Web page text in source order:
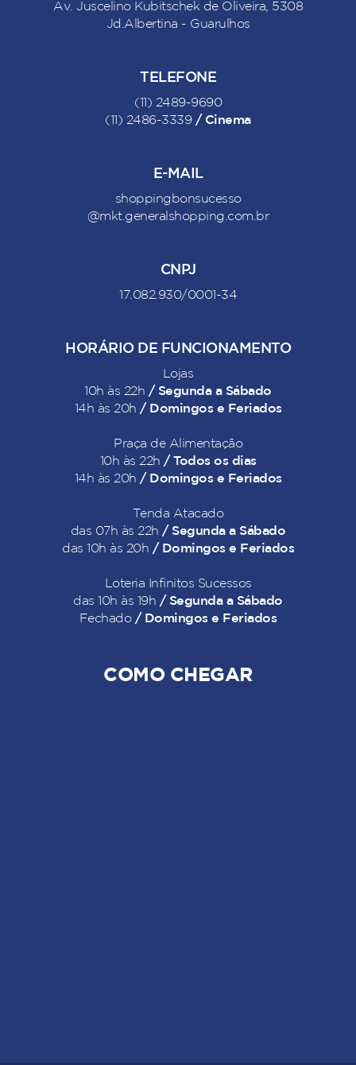
Av. Juscelino Kubitschek de Oliveira, 5308
Jd.Albertina - Guarulhos
TELEFONE
(11) 2489-9690
(11) 2486-3339 / Cinema
E-MAIL
shoppingbonsucesso
@mkt.generalshopping.com.br
CNPJ
17.082.930/0001-34
HORÁRIO DE FUNCIONAMENTO
Lojas
10h às 22h / Segunda a Sábado
14h às 20h / Domingos e Feriados
Praça de Alimentação
10h às 22h / Todos os dias
14h às 20h / Domingos e Feriados
Tenda Atacado
das 07h às 22h/ Segunda a Sábado
das 10h às 20h / Domingos e Feriados
Loteria Infinitos Sucessos
das 10h às 19h / Segunda a Sábado
Fechado / Domingos e Feriados
COMO CHEGAR